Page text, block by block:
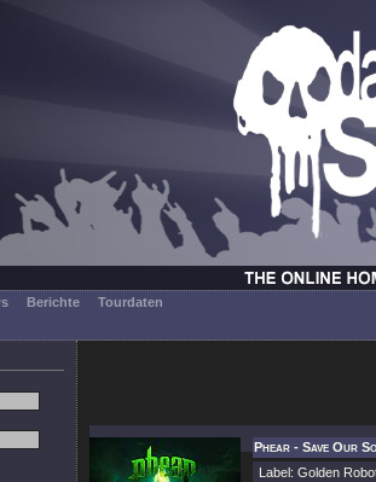
Berichte Tourdaten
Phear - Save Our
Label: Golden